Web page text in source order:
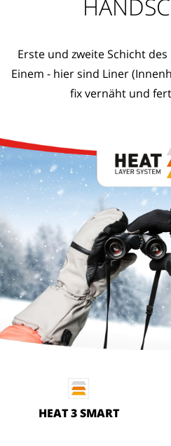
Erste und zweite Schicht des
Einem - hier sind Liner
fix vernäht und
HEAT 3 SMART